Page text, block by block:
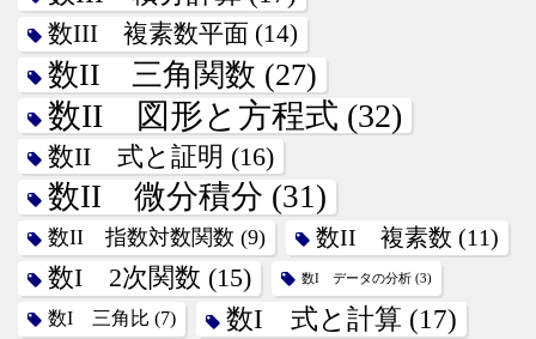
数III 複素数平面 (14)
数II 三角関数 (27)
数II 図形と方程式 (32)
数II 式と証明 (16)
数II 微分積分 (31)
数II 指数対数関数 (9) 数II 複素数 (11)
数I 2次関数 (15) 数I データの分析 (3)
数I 三角比 (7) 数I 式と計算 (17)